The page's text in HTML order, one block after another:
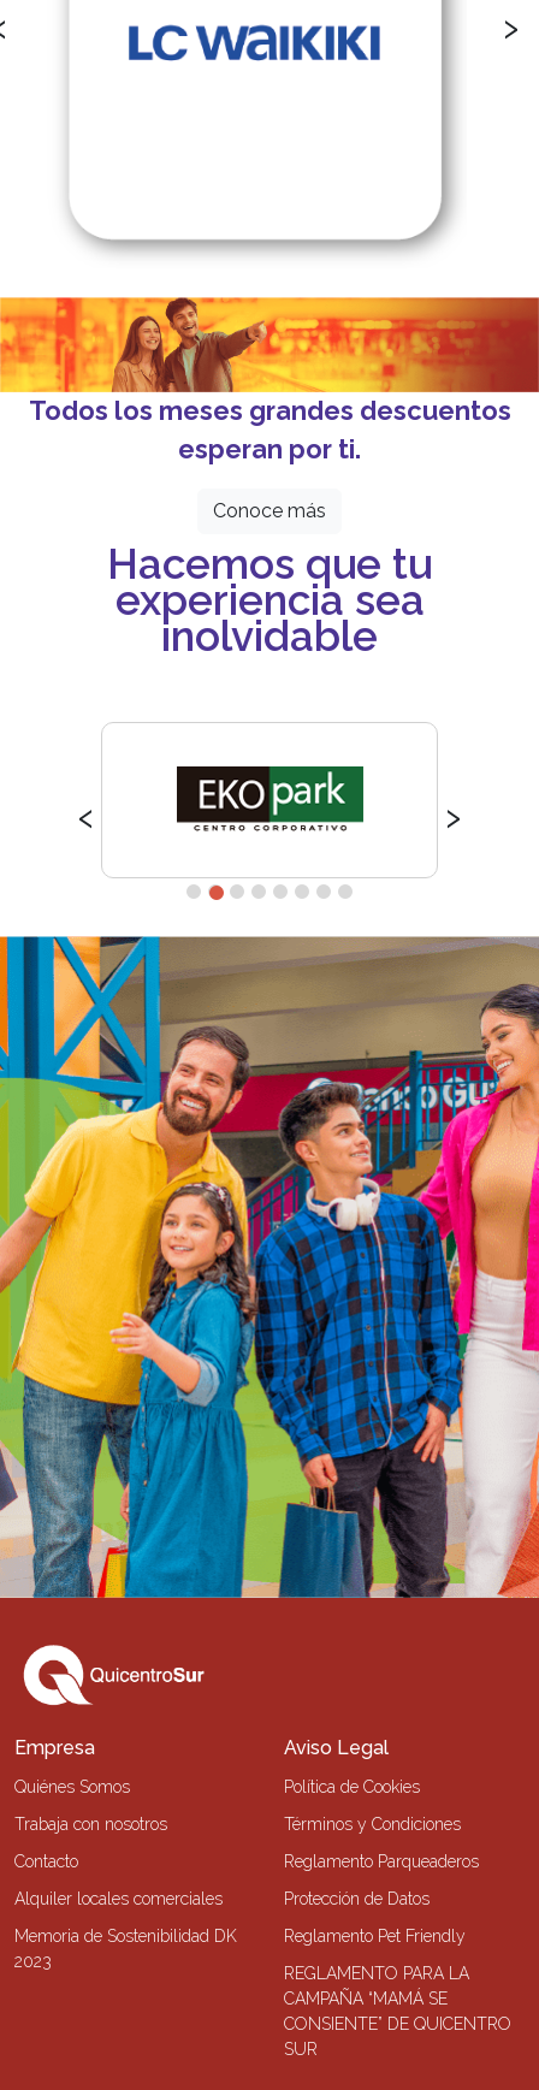
›
Todos los meses grandes descuentos
esperan por ti.
Conoce más
Hacemos que tu
experiencia sea
inolvidable
‹ ›
Empresa
Quiénes Somos
Trabaja con nosotros
Contacto
Alquiler locales comerciales
Memoria de Sostenibilidad DK
2023
Aviso Legal
Política de Cookies
Términos y Condiciones
Reglamento Parqueaderos
Protección de Datos
Reglamento Pet Friendly
REGLAMENTO PARA LA
CAMPAÑA “MAMÁ SE
CONSIENTE” DE QUICENTRO
SUR